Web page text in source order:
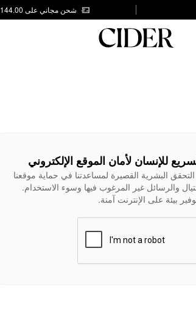
شحن مجاني على AED 144.00
للإنسان لأمان الموقع الإلكتروني
البشرية القصيرة لمساعدتنا في حماية موقعنا
والرسائل غير المرغوب فيها وسوء الاستخدام.
بيئة على الإنترنت آمنة.